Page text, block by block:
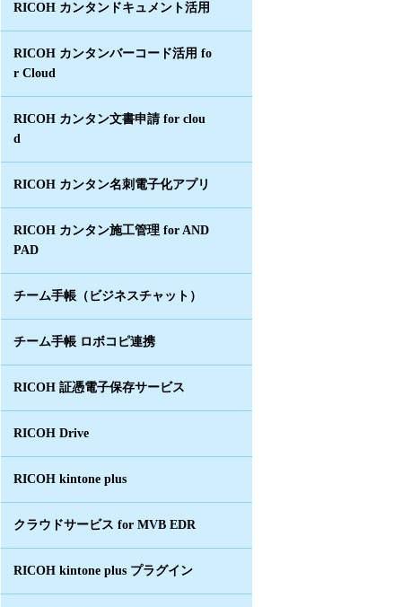
RICOH カンタンドキュメント活用
RICOH カンタンバーコード活用 fo
r Cloud
RICOH カンタン文書申請 for clou
d
RICOH カンタン名刺電子化アプリ
RICOH カンタン施工管理 for AND
PAD
チーム手帳（ビジネスチャット）
チーム手帳 ロボコピ連携
RICOH 証憑電子保存サービス
RICOH Drive
RICOH kintone plus
クラウドサービス for MVB EDR
RICOH kintone plus プラグイン